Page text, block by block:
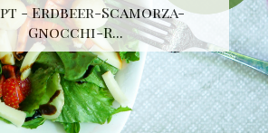
- Erdbeer-Scamorza-
Gnocchi-R...